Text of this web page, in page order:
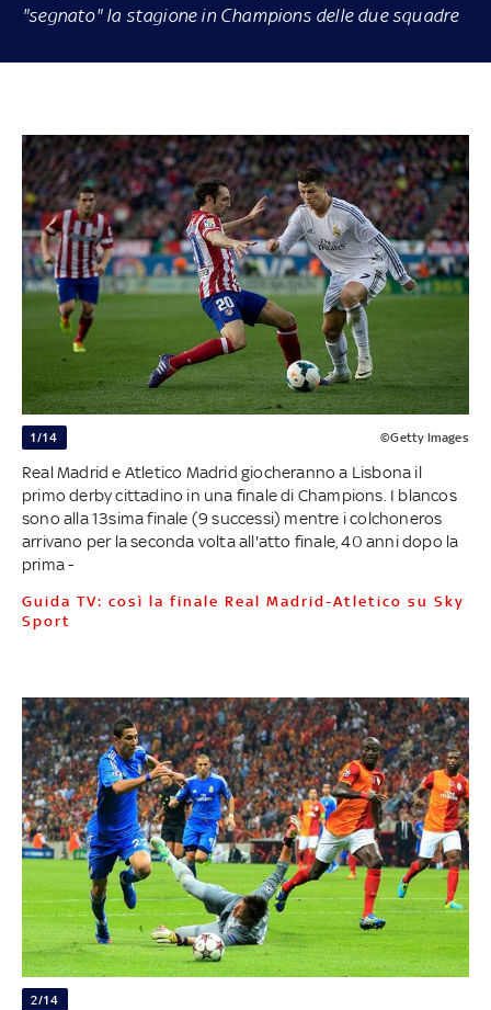
"segnato" la stagione in Champions delle due squadre
1/14 ©Getty Images
Real Madrid e Atletico Madrid giocheranno a Lisbona il
primo derby cittadino in una finale di Champions. I blancos
sono alla 13sima finale (9 successi) mentre i colchoneros
arrivano per la seconda volta all'atto finale, 40 anni dopo la
prima -
Guida TV: così la finale Real Madrid-Atletico su Sky
Sport
2/14